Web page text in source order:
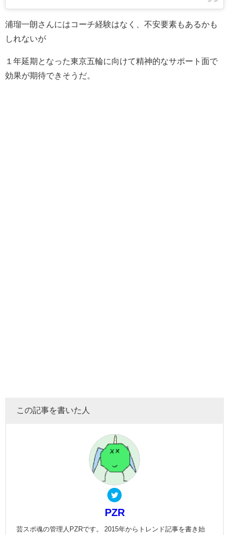
浦瑠一朗さんにはコーチ経験はなく、不安要素もあるかも
しれないが
１年延期となった東京五輪に向けて精神的なサポート面で
効果が期待できそうだ。
この記事を書いた人
PZR
芸スポ魂の管理人PZRです。 2015年からトレンド記事を書き始